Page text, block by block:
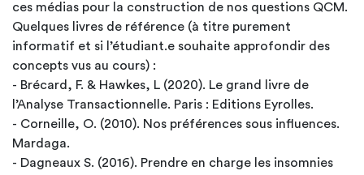
ces médias pour la construction de nos questions QCM.
Quelques livres de référence (à titre purement
informatif et si l’étudiant.e souhaite approfondir des
concepts vus au cours) :
- Brécard, F. & Hawkes, L (2020). Le grand livre de
l’Analyse Transactionnelle. Paris : Editions Eyrolles.
- Corneille, O. (2010). Nos préférences sous influences.
Mardaga.
- Dagneaux S. (2016). Prendre en charge les insomnies